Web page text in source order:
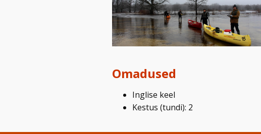
Omadused
Inglise keel
Kestus (tundi): 2